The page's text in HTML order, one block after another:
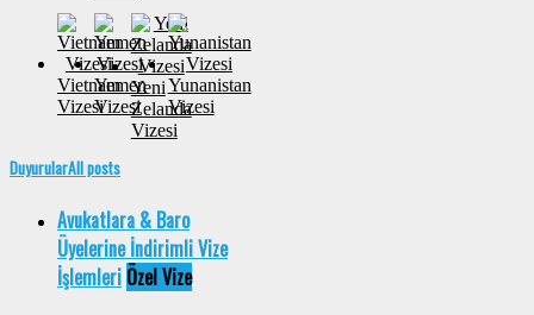
Vietnam
Vizesi
Yemen
Vizesi
Yeni
Zelanda
Vizesi
Yunanistan
Vizesi
DuyurularAll posts
Avukatlara & Baro
Üyelerine İndirimli Vize
İşlemleri Özel Vize